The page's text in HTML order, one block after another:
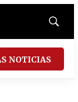
Mostrar
NOTICIAS